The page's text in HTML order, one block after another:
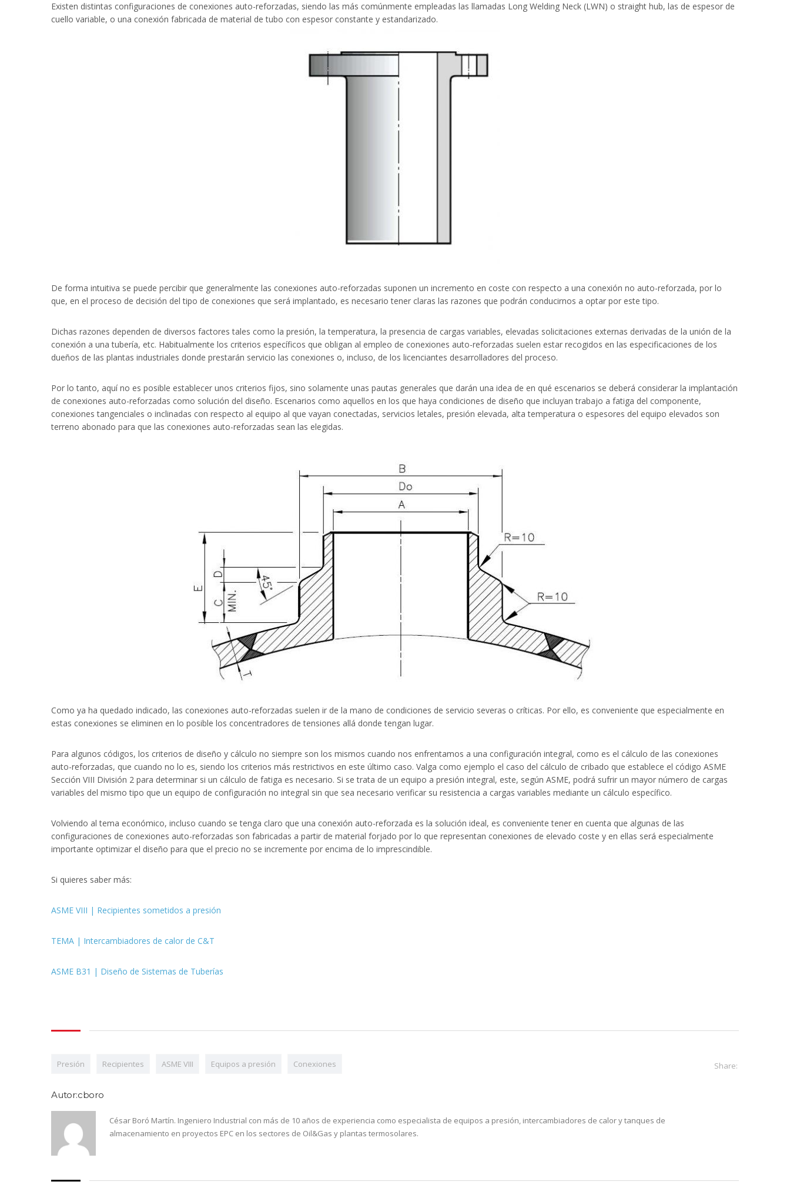
Existen distintas configuraciones de conexiones auto-reforzadas, siendo las más comúnmente empleadas las llamadas Long Welding Neck (LWN) o straight hub, las de espesor de
cuello variable, o una conexión fabricada de material de tubo con espesor constante y estandarizado.
De forma intuitiva se puede percibir que generalmente las conexiones auto-reforzadas suponen un incremento en coste con respecto a una conexión no auto-reforzada, por lo
que, en el proceso de decisión del tipo de conexiones que será implantado, es necesario tener claras las razones que podrán conducirnos a optar por este tipo.
Dichas razones dependen de diversos factores tales como la presión, la temperatura, la presencia de cargas variables, elevadas solicitaciones externas derivadas de la unión de la
conexión a una tubería, etc. Habitualmente los criterios específicos que obligan al empleo de conexiones auto-reforzadas suelen estar recogidos en las especificaciones de los
dueños de las plantas industriales donde prestarán servicio las conexiones o, incluso, de los licenciantes desarrolladores del proceso.
Por lo tanto, aquí no es posible establecer unos criterios fijos, sino solamente unas pautas generales que darán una idea de en qué escenarios se deberá considerar la implantación
de conexiones auto-reforzadas como solución del diseño. Escenarios como aquellos en los que haya condiciones de diseño que incluyan trabajo a fatiga del componente,
conexiones tangenciales o inclinadas con respecto al equipo al que vayan conectadas, servicios letales, presión elevada, alta temperatura o espesores del equipo elevados son
terreno abonado para que las conexiones auto-reforzadas sean las elegidas.
Como ya ha quedado indicado, las conexiones auto-reforzadas suelen ir de la mano de condiciones de servicio severas o críticas. Por ello, es conveniente que especialmente en
estas conexiones se eliminen en lo posible los concentradores de tensiones allá donde tengan lugar.
Para algunos códigos, los criterios de diseño y cálculo no siempre son los mismos cuando nos enfrentamos a una configuración integral, como es el cálculo de las conexiones
auto-reforzadas, que cuando no lo es, siendo los criterios más restrictivos en este último caso. Valga como ejemplo el caso del cálculo de cribado que establece el código ASME
Sección VIII División 2 para determinar si un cálculo de fatiga es necesario. Si se trata de un equipo a presión integral, este, según ASME, podrá sufrir un mayor número de cargas
variables del mismo tipo que un equipo de configuración no integral sin que sea necesario verificar su resistencia a cargas variables mediante un cálculo específico.
Volviendo al tema económico, incluso cuando se tenga claro que una conexión auto-reforzada es la solución ideal, es conveniente tener en cuenta que algunas de las
configuraciones de conexiones auto-reforzadas son fabricadas a partir de material forjado por lo que representan conexiones de elevado coste y en ellas será especialmente
importante optimizar el diseño para que el precio no se incremente por encima de lo imprescindible.
Si quieres saber más:
ASME VIII | Recipientes sometidos a presión
TEMA | Intercambiadores de calor de C&T
ASME B31 | Diseño de Sistemas de Tuberías
Presión Recipientes ASME VIII Equipos a presión Conexiones Share:
Autor:cboro
César Boró Martín. Ingeniero Industrial con más de 10 años de experiencia como especialista de equipos a presión, intercambiadores de calor y tanques de
almacenamiento en proyectos EPC en los sectores de Oil&Gas y plantas termosolares.